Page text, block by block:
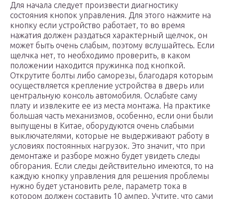
Для начала следует произвести диагностику
состояния кнопок управления. Для этого нажмите на
кнопку если устройство работает, то во время
нажатия должен раздаться характерный щелчок, он
может быть очень слабым, поэтому вслушайтесь. Если
щелчка нет, то необходимо проверить, в каком
положении находится пружинка под кнопкой.
Открутите болты либо саморезы, благодаря которым
осуществляется крепление устройства в дверь или
центральную консоль автомобиля. Ослабьте саму
плату и извлеките ее из места монтажа. На практике
большая часть механизмов, особенно, если они были
выпущены в Китае, оборудуются очень слабыми
выключателями, которые не выдерживают работу в
условиях постоянных нагрузок. Это значит, что при
демонтаже и разборе можно будет увидеть следы
обгорания. Если следы действительно имеются, то на
каждую кнопку управления для решения проблемы
нужно будет установить реле, параметр тока в
котором должен составить 10 ампер. Учтите, что сами